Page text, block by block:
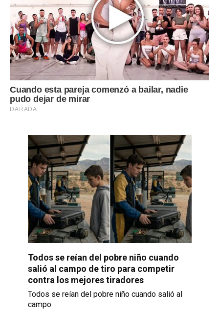
Todos se reían del pobre niño cuando
salió al campo de tiro para competir
contra los mejores tiradores
Todos se reían del pobre niño cuando salió al
campo